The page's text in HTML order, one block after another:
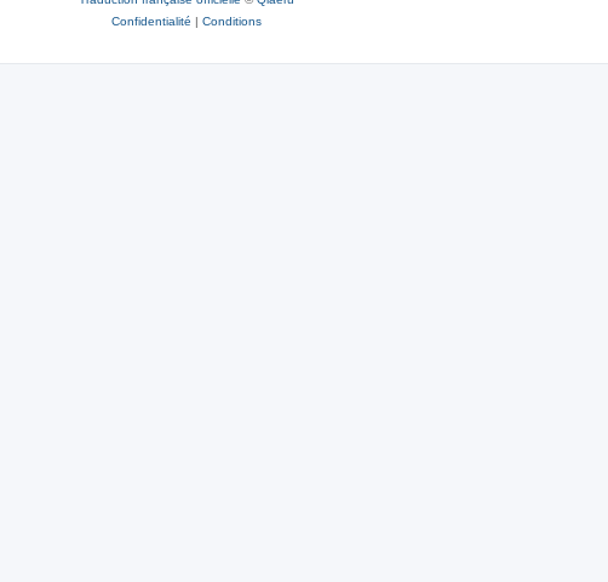
Confidentialité | Conditions